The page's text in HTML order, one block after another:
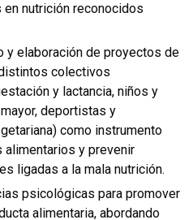
nutrición reconocidos
y elaboración de proyectos de
colectivos
y lactancia, niños y
deportistas y
como instrumento
alimentarios y prevenir
ligadas a la mala nutrición.
psicológicas para promover
alimentaria, abordando